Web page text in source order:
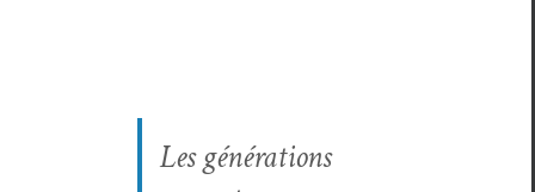
Les généra­tions